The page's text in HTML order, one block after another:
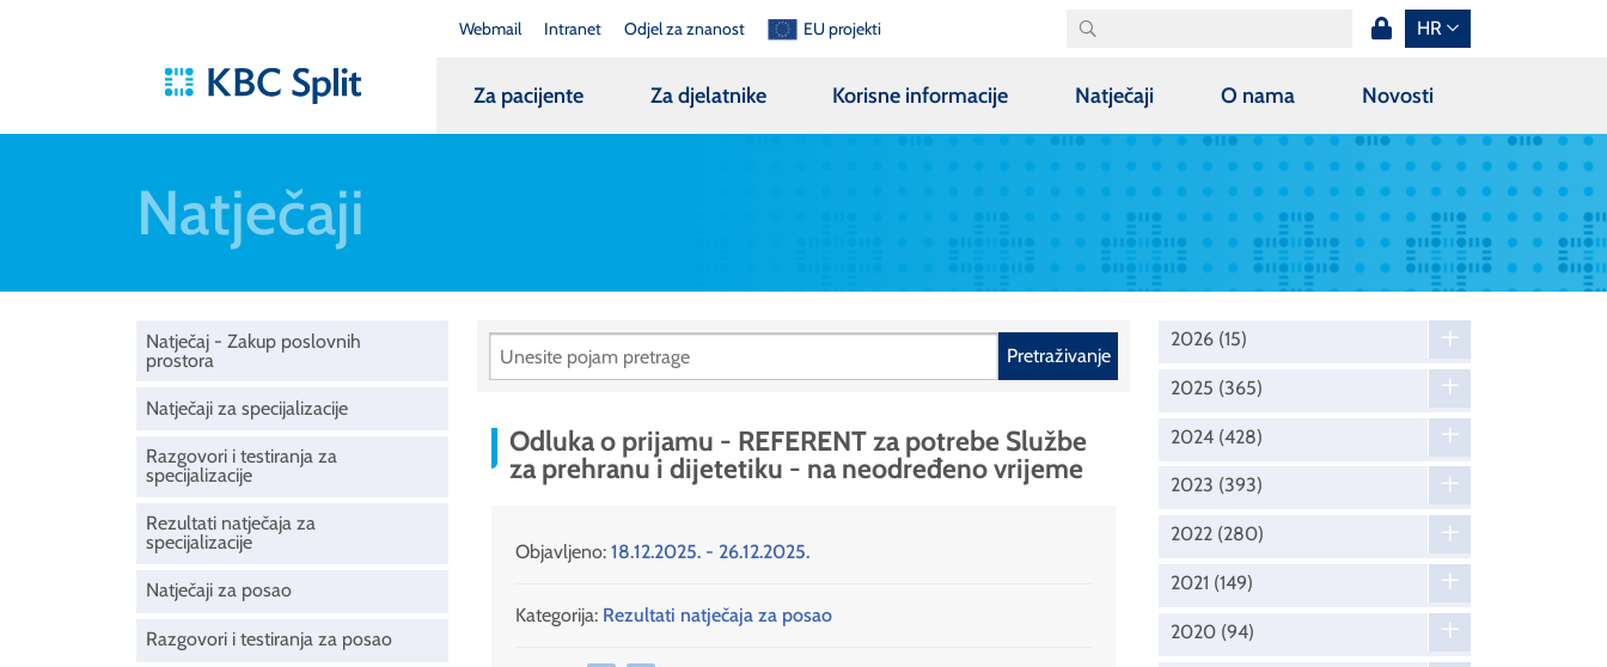
Webmail Intranet Odjel za znanost EU projekti HR
Za pacijente Za djelatnike Korisne informacije Natječaji O nama Novosti
Natječaji
Natječaj - Zakup poslovnih
prostora
Natječaji za specijalizacije
Razgovori i testiranja za
specijalizacije
Rezultati natječaja za
specijalizacije
Natječaji za posao
Razgovori i testiranja za posao
Pretraživanje
Odluka o prijamu - REFERENT za potrebe Službe
za prehranu i dijetetiku - na neodređeno vrijeme
Objavljeno: 18.12.2025. - 26.12.2025.
Kategorija: Rezultati natječaja za posao
2026 (15)
2025 (365)
2024 (428)
2023 (393)
2022 (280)
2021 (149)
2020 (94)